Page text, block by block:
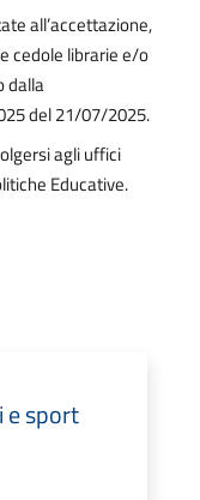
all’accettazione,
cedole librarie e/o
dalla
del 21/07/2025.
agli uffici
Educative.
e sport